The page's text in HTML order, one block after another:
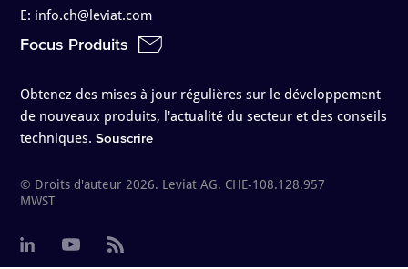
E: info.ch@leviat.com
Focus Produits
Obtenez des mises à jour régulières sur le développement
de nouveaux produits, l'actualité du secteur et des conseils
techniques. Souscrire
© Droits d'auteur 2026. Leviat AG. CHE-108.128.957
MWST